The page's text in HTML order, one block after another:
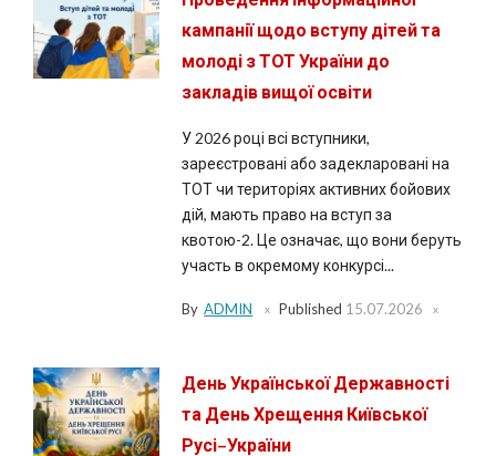
кампанії щодо вступу дітей та
молоді з ТОТ України до
закладів вищої освіти
У 2026 році всі вступники,
зареєстровані або задекларовані на
ТОТ чи територіях активних бойових
дій, мають право на вступ за
квотою-2. Це означає, що вони беруть
участь в окремому конкурсі...
By ADMIN Published 15.07.2026
День Української Державності
та День Хрещення Київської
Русі–України